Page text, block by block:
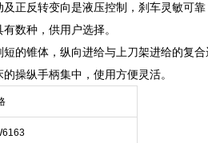
正反转变向是液压控制，刹车灵敏可靠
数种，供用户选择。
的锥体，纵向进给与上刀架进给的复合
操纵手柄集中，使用方便灵活。